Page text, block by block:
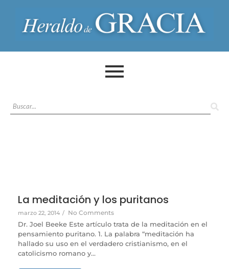
La meditación y los puritanos
marzo 22, 2014 / No Comments
Dr. Joel Beeke Este artículo trata de la meditación en el
pensamiento puritano. 1. La palabra “meditación ha
hallado su uso en el verdadero cristianismo, en el
catolicismo romano y...